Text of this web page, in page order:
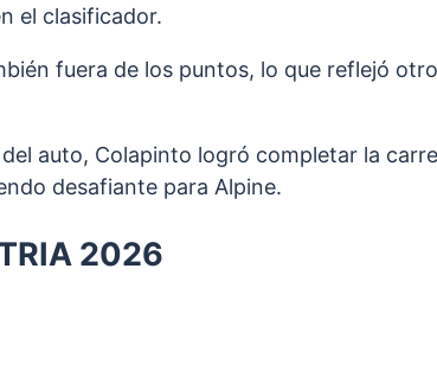
el clasificador.
fuera de los puntos, lo que reflejó otro
auto, Colapinto logró completar la
desafiante para Alpine.
2026